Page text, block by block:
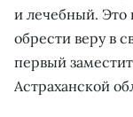
и лечебный. Это
обрести веру в
первый
Астраханской